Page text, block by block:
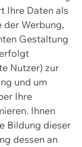
Ihre Daten als
der Werbung,
Gestaltung
Nutzer) zur
und um
Ihre
Ihnen
Bildung dieser
dessen an